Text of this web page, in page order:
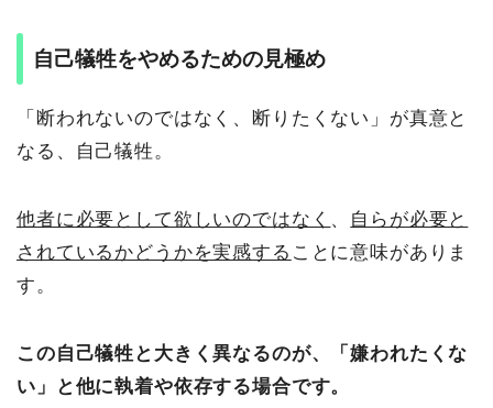
自己犠牲をやめるための見極め
「断われないのではなく、断りたくない」が真意と
なる、自己犠牲。
他者に必要として欲しいのではなく 、 自らが必要と
されているかどうかを実感する ことに意味がありま
す。
この自己犠牲と大きく異なるのが、「嫌われたくな
い」と他に執着や依存する場合です。